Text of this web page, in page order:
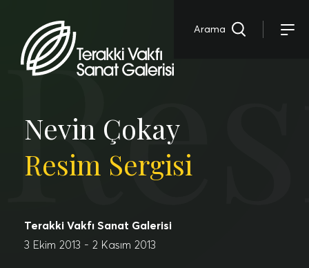
Arama
Nevin Çokay
Resim Sergisi
Terakki Vakfı Sanat Galerisi
3 Ekim 2013 - 2 Kasım 2013